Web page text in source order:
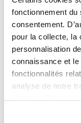
fonctionnement
consentement.
pour la collecte, la
personnalisation
connaissance et
fonctionnalités
analyse de notre
lesquels nous
organisé un